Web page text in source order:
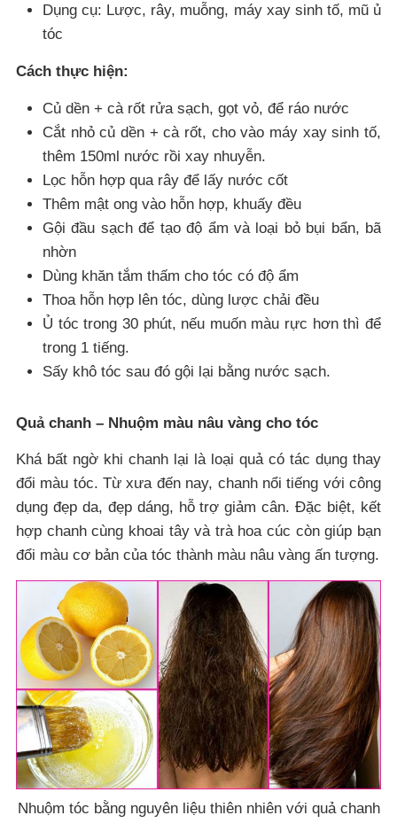
Dụng cụ: Lược, rây, muỗng, máy xay sinh tố, mũ ủ
tóc
Cách thực hiện:
Củ dền + cà rốt rửa sạch, gọt vỏ, để ráo nước
Cắt nhỏ củ dền + cà rốt, cho vào máy xay sinh tố,
thêm 150ml nước rồi xay nhuyễn.
Lọc hỗn hợp qua rây để lấy nước cốt
Thêm mật ong vào hỗn hợp, khuấy đều
Gội đầu sạch để tạo độ ẩm và loại bỏ bụi bẩn, bã
nhờn
Dùng khăn tắm thấm cho tóc có độ ẩm
Thoa hỗn hợp lên tóc, dùng lược chải đều
Ủ tóc trong 30 phút, nếu muốn màu rực hơn thì để
trong 1 tiếng.
Sấy khô tóc sau đó gội lại bằng nước sạch.
Quả chanh – Nhuộm màu nâu vàng cho tóc
Khá bất ngờ khi chanh lại là loại quả có tác dụng thay
đổi màu tóc. Từ xưa đến nay, chanh nổi tiếng với công
dụng đẹp da, đẹp dáng, hỗ trợ giảm cân. Đặc biệt, kết
hợp chanh cùng khoai tây và trà hoa cúc còn giúp bạn
đổi màu cơ bản của tóc thành màu nâu vàng ấn tượng.
Nhuộm tóc bằng nguyên liệu thiên nhiên với quả chanh